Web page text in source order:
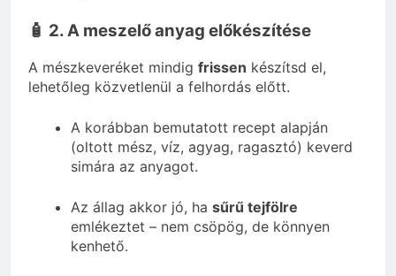
🧴 2. A meszelő anyag előkészítése
A mészkeveréket mindig frissen készítsd el,
lehetőleg közvetlenül a felhordás előtt.
A korábban bemutatott recept alapján
(oltott mész, víz, agyag, ragasztó) keverd
simára az anyagot.
Az állag akkor jó, ha sűrű tejfölre
emlékeztet – nem csöpög, de könnyen
kenhető.